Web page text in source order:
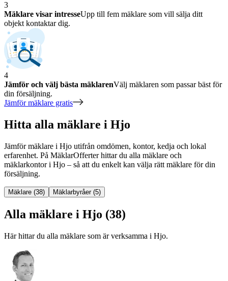
3
Mäklare visar intresseUpp till fem mäklare som vill sälja ditt
objekt kontaktar dig.
4
Jämför och välj bästa mäklarenVälj mäklaren som passar bäst för
din försäljning.
Jämför mäklare gratis
Hitta alla mäklare i Hjo
Jämför mäklare i Hjo utifrån omdömen, kontor, kedja och lokal
erfarenhet. På MäklarOfferter hittar du alla mäklare och
mäklarkontori Hjo – så att du enkelt kan välja rätt mäklare för din
försäljning.
Mäklare (38) Mäklarbyråer (5)
Alla mäklare i Hjo (38)
Här hittar du alla mäklare som är verksamma i Hjo.